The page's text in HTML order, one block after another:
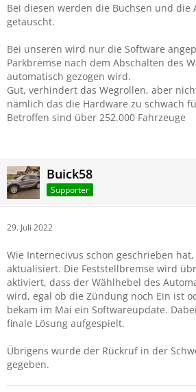
Bei diesen werden die Buchsen und die
getauscht.
Bei unseren wird nur die Software
Parkbremse nach dem Abschalten des
automatisch gezogen wird.
Gut, verhindert das Wegrollen, aber
nämlich das die Hardware zu schwach
Betroffen sind über 252.000 Fahrzeuge
Buick58
Supporter
29. Juli 2022
Wie Internecivus schon geschrieben
aktualisiert. Die Feststellbremse wird
aktiviert, dass der Wählhebel des
wird, egal ob die Zündung noch Ein ist
bekam im Mai ein Softwareupdate.
finale Lösung aufgespielt.
Übrigens wurde der Rückruf in der
gegeben.